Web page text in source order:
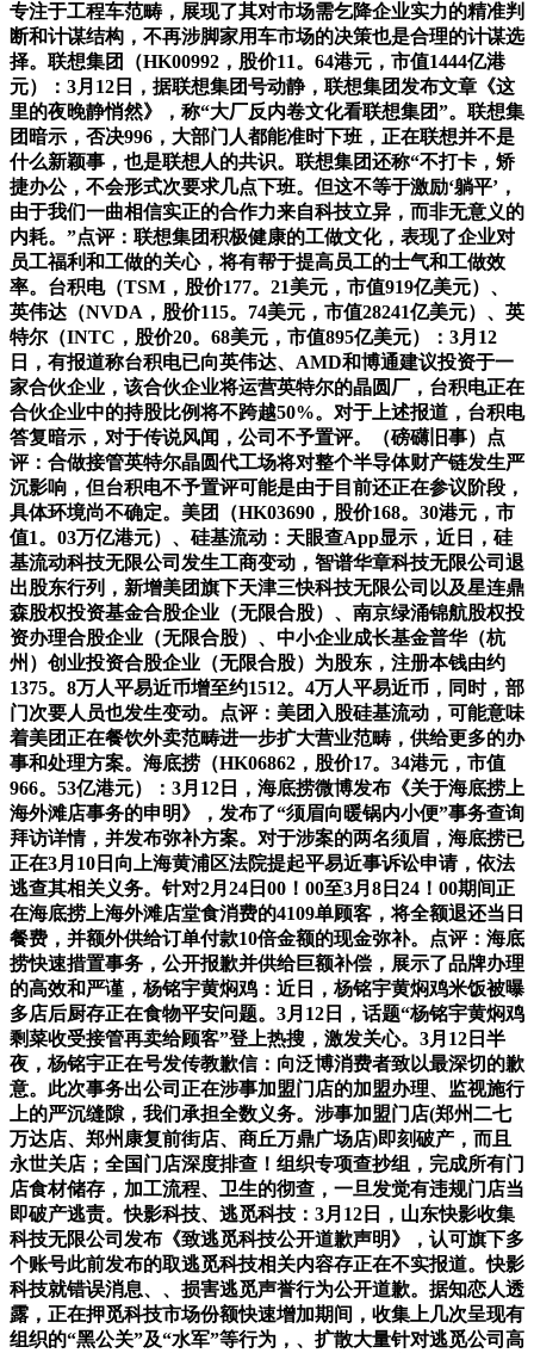
专注于工程车范畴，展现了其对市场需乞降企业实力的精准判
断和计谋结构，不再涉脚家用车市场的决策也是合理的计谋选
择。联想集团（HK00992，股价11。64港元，市值1444亿港
元）：3月12日，据联想集团号动静，联想集团发布文章《这
里的夜晚静悄然》，称“大厂反内卷文化看联想集团”。联想集
团暗示，否决996，大部门人都能准时下班，正在联想并不是
什么新颖事，也是联想人的共识。联想集团还称“不打卡，矫
捷办公，不会形式次要求几点下班。但这不等于激励‘躺平’，
由于我们一曲相信实正的合作力来自科技立异，而非无意义的
内耗。”点评：联想集团积极健康的工做文化，表现了企业对
员工福利和工做的关心，将有帮于提高员工的士气和工做效
率。台积电（TSM，股价177。21美元，市值919亿美元）、
英伟达（NVDA，股价115。74美元，市值28241亿美元）、英
特尔（INTC，股价20。68美元，市值895亿美元）：3月12
日，有报道称台积电已向英伟达、AMD和博通建议投资于一
家合伙企业，该合伙企业将运营英特尔的晶圆厂，台积电正在
合伙企业中的持股比例将不跨越50%。对于上述报道，台积电
答复暗示，对于传说风闻，公司不予置评。（磅礴旧事）点
评：合做接管英特尔晶圆代工场将对整个半导体财产链发生严
沉影响，但台积电不予置评可能是由于目前还正在参议阶段，
具体环境尚不确定。美团（HK03690，股价168。30港元，市
值1。03万亿港元）、硅基流动：天眼查App显示，近日，硅
基流动科技无限公司发生工商变动，智谱华章科技无限公司退
出股东行列，新增美团旗下天津三快科技无限公司以及星连鼎
森股权投资基金合股企业（无限合股）、南京绿涌锦航股权投
资办理合股企业（无限合股）、中小企业成长基金普华（杭
州）创业投资合股企业（无限合股）为股东，注册本钱由约
1375。8万人平易近币增至约1512。4万人平易近币，同时，部
门次要人员也发生变动。点评：美团入股硅基流动，可能意味
着美团正在餐饮外卖范畴进一步扩大营业范畴，供给更多的办
事和处理方案。海底捞（HK06862，股价17。34港元，市值
966。53亿港元）：3月12日，海底捞微博发布《关于海底捞上
海外滩店事务的申明》，发布了“须眉向暖锅内小便”事务查询
拜访详情，并发布弥补方案。对于涉案的两名须眉，海底捞已
正在3月10日向上海黄浦区法院提起平易近事诉讼申请，依法
逃查其相关义务。针对2月24日00！00至3月8日24！00期间正
在海底捞上海外滩店堂食消费的4109单顾客，将全额退还当日
餐费，并额外供给订单付款10倍金额的现金弥补。点评：海底
捞快速措置事务，公开报歉并供给巨额补偿，展示了品牌办理
的高效和严谨，杨铭宇黄焖鸡：近日，杨铭宇黄焖鸡米饭被曝
多店后厨存正在食物平安问题。3月12日，话题“杨铭宇黄焖鸡
剩菜收受接管再卖给顾客”登上热搜，激发关心。3月12日半
夜，杨铭宇正在号发传教歉信：向泛博消费者致以最深切的歉
意。此次事务出公司正在涉事加盟门店的加盟办理、监视施行
上的严沉缝隙，我们承担全数义务。涉事加盟门店(郑州二七
万达店、郑州康复前街店、商丘万鼎广场店)即刻破产，而且
永世关店；全国门店深度排查！组织专项查抄组，完成所有门
店食材储存，加工流程、卫生的彻查，一旦发觉有违规门店当
即破产逃责。快影科技、逃觅科技：3月12日，山东快影收集
科技无限公司发布《致逃觅科技公开道歉声明》，认可旗下多
个账号此前发布的取逃觅科技相关内容存正在不实报道。快影
科技就错误消息、、损害逃觅声誉行为公开道歉。据知恋人透
露，正在押觅科技市场份额快速增加期间，收集上几次呈现有
组织的“黑公关”及“水军”等行为，、扩散大量针对逃觅公司高